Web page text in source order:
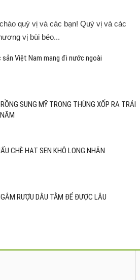
quý vị và các bạn! Quý vị và các
vị bùi béo...
sản Việt Nam mang đi nước ngoài
SUNG MỸ TRONG THÙNG XỐP RA TRÁI
CHÈ HẠT SEN KHÔ LONG NHÃN
RƯỢU DÂU TẰM ĐỂ ĐƯỢC LÂU